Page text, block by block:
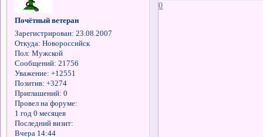
Почётный ветеран
Зарегистрирован: 23.08.2007
Откуда: Новороссийск
Пол: Мужской
Сообщений: 21756
Уважение: +12551
Позитив: +3274
Приглашений: 0
Провел на форуме:
1 год 0 месяцев
Последний визит:
Вчера 14:44
0